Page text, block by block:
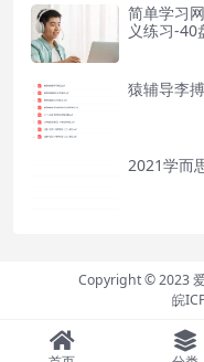
简单学习
义练习-40
猿辅导李
2021学而
Copyright © 2023
皖